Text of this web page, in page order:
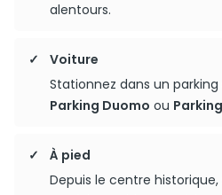
alentours.
Voiture
Stationnez dans un
Parking Duomo ou
À pied
Depuis le centre historique,